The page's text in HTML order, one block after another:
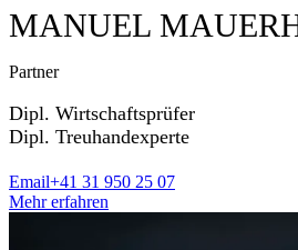
MANUEL
Partner
Dipl. Wirtschaftsprüfer
Dipl. Treuhandexperte
Email+41 31 950 25 07
Mehr erfahren